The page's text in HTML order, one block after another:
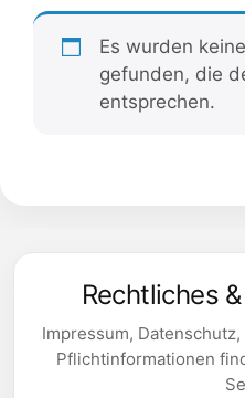
Es wurden
gefunden, die
entsprechen.
Rechtliches
Impressum,
Pflichtinformationen